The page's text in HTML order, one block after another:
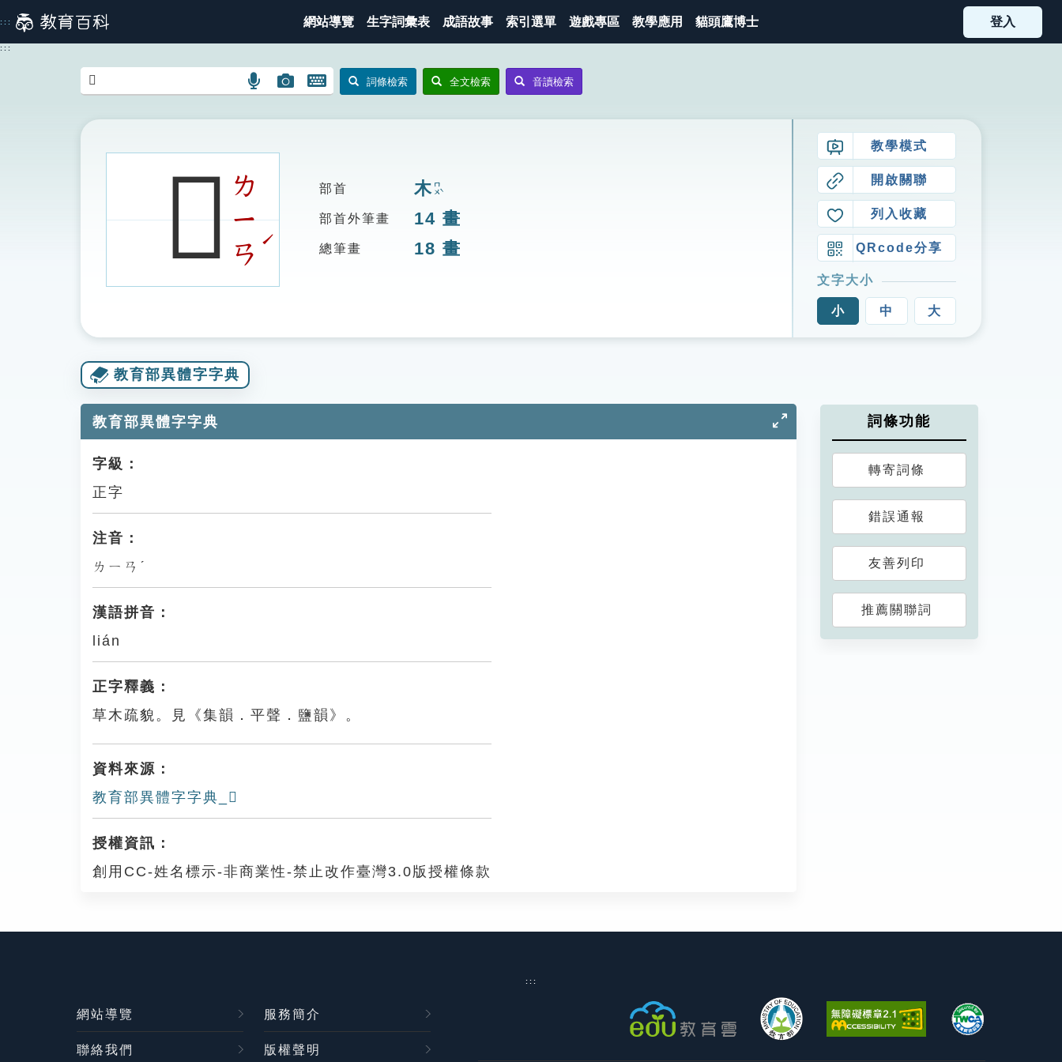
到
主
::: 網站導覽 生字詞彙表 成語故事 索引選單 遊戲專區 教學應用 貓頭鷹博士 登入
:::
語
搜
圖
圖
搜
開
鍵
詞條檢索 全文檢索 音讀檢索
𣝈ㄌ
ㄧ
ㄢ
ˊ
部首 木ㄇㄨˋ
部首外筆畫 14 畫
總筆畫 18 畫
教學模式
開啟關聯
列入收藏
QRcode分享
文字大小
小 中 大
教育部異體字字典
教育部異體字字典
字級：
正字
注音：
ㄌㄧㄢˊ
漢語拼音：
lián
正字釋義：
草木疏貌。見《集韻．平聲．鹽韻》。
資料來源：
教育部異體字字典_𣝈
授權資訊：
創用CC-姓名標示-非商業性-禁止改作臺灣3.0版授權條款
詞條功能
轉寄詞條
錯誤通報
友善列印
推薦關聯詞
:::
網站導覽 服務簡介
聯絡我們 版權聲明